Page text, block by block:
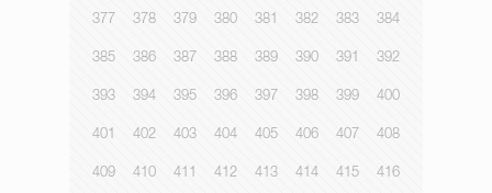
377 378 379 380 381 382 383 384
385 386 387 388 389 390 391 392
393 394 395 396 397 398 399 400
401 402 403 404 405 406 407 408
409 410 411 412 413 414 415 416